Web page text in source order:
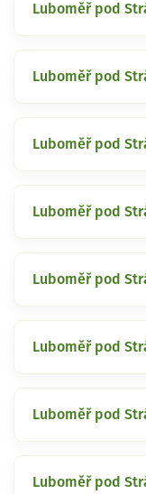
Luboměř pod
Luboměř pod
Luboměř pod
Luboměř pod
Luboměř pod
Luboměř pod
Luboměř pod
Luboměř pod